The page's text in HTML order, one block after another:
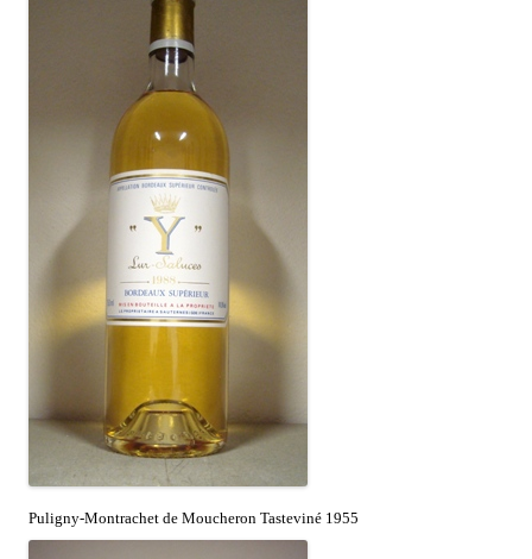
Puligny-Montrachet de Moucheron Tasteviné 1955